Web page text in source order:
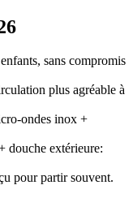
sans compromis
plus agréable à
ondes inox +
douche extérieure:
pour partir souvent.